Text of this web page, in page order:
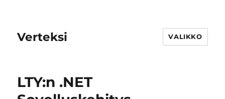
Verteksi VALIKKO
LTY:n .NET